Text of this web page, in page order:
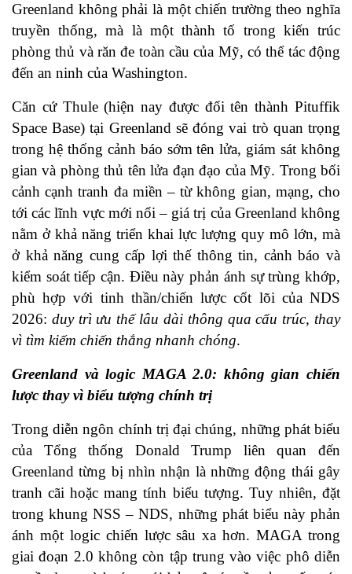
Greenland không phải là một chiến trường theo nghĩa
truyền thống, mà là một thành tố trong kiến trúc
phòng thủ và răn đe toàn cầu của Mỹ, có thể tác động
đến an ninh của Washington.
Căn cứ Thule (hiện nay được đổi tên thành Pituffik
Space Base) tại Greenland sẽ đóng vai trò quan trọng
trong hệ thống cảnh báo sớm tên lửa, giám sát không
gian và phòng thủ tên lửa đạn đạo của Mỹ. Trong bối
cảnh cạnh tranh đa miền – từ không gian, mạng, cho
tới các lĩnh vực mới nổi – giá trị của Greenland không
nằm ở khả năng triển khai lực lượng quy mô lớn, mà
ở khả năng cung cấp lợi thế thông tin, cảnh báo và
kiểm soát tiếp cận. Điều này phản ánh sự trùng khớp,
phù hợp với tinh thần/chiến lược cốt lõi của NDS
2026: duy trì ưu thế lâu dài thông qua cấu trúc, thay
vì tìm kiếm chiến thắng nhanh chóng.
Greenland và logic MAGA 2.0: không gian chiến
lược thay vì biểu tượng chính trị
Trong diễn ngôn chính trị đại chúng, những phát biểu
của Tổng thống Donald Trump liên quan đến
Greenland từng bị nhìn nhận là những động thái gây
tranh cãi hoặc mang tính biểu tượng. Tuy nhiên, đặt
trong khung NSS – NDS, những phát biểu này phản
ánh một logic chiến lược sâu xa hơn. MAGA trong
giai đoạn 2.0 không còn tập trung vào việc phô diễn